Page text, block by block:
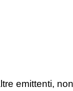
emittenti,